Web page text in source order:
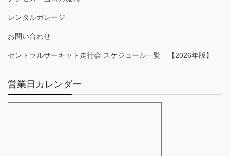
レンタルガレージ
お問い合わせ
セントラルサーキット走行会 スケジュール一覧 【2026年版】
営業日カレンダー